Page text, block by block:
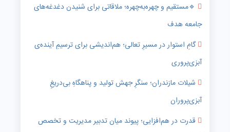
🔹️مستقیم و چهره‌به‌چهره؛ ملاقاتی برای شنیدن دغدغه‌های
جامعه هدف
گامِ استوار در مسیرِ تعالی؛ هم‌اندیشی برای ترسیمِ آینده‌ی
آبزی‌پروری
شیلات مازندران؛ سنگرِ جهش تولید و پناهگاهِ بی‌دریغِ
آبزی‌پروران
قدرت در هم‌افزایی؛ پیوند میان تدبیر مدیریت و تخصص